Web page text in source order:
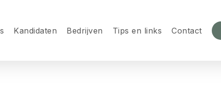
Kandidaten Bedrijven Tips en links Contact